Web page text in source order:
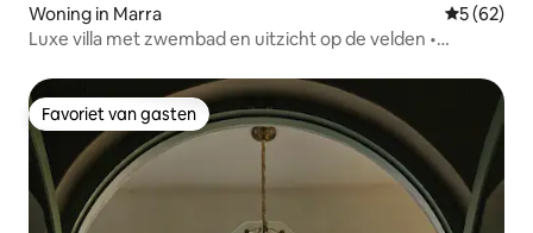
Woning in Marra
5 (62)
Luxe villa met zwembad en uitzicht op de velden •
Favoriet van gasten
Favoriet van gasten